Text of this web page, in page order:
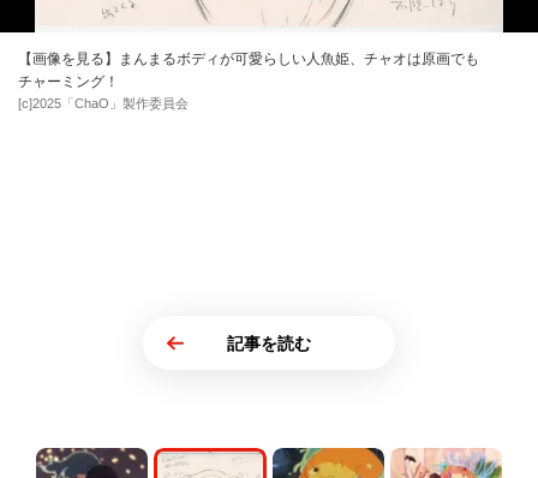
【画像を見る】まんまるボディが可愛らしい人魚姫、チャオは原画でも
チャーミング！
[c]2025「ChaO」製作委員会
記事を読む